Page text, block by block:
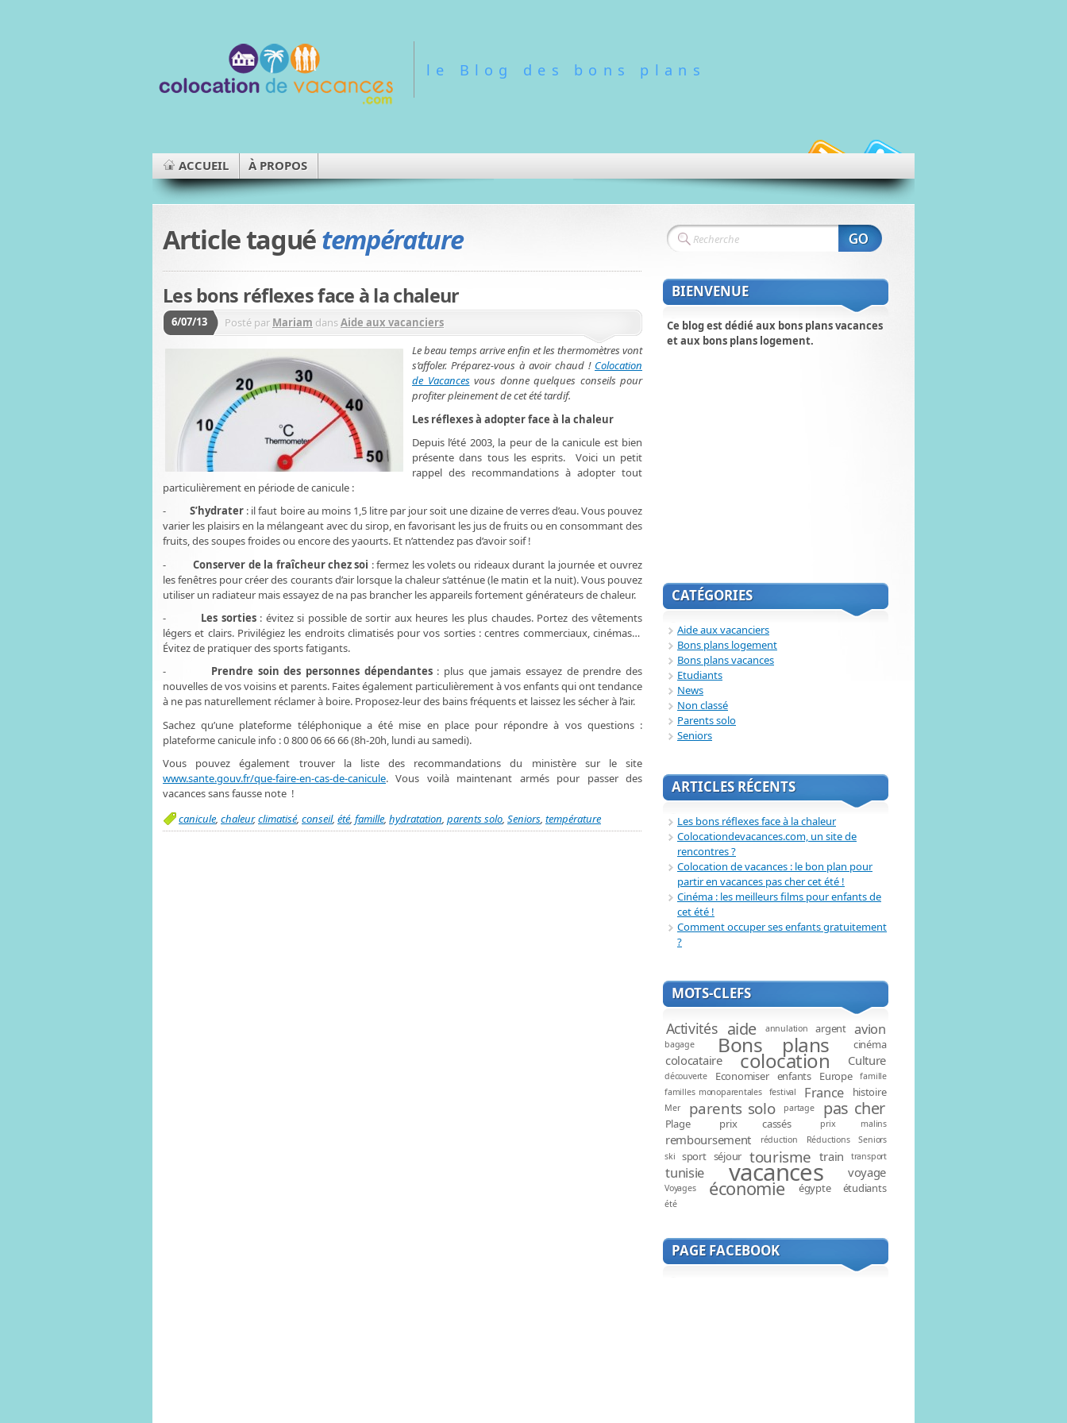
le Blog des bons plans
ACCUEIL À PROPOS
Article taguétempérature
Les bons réflexes face à la chaleur
6/07/13 Posté par Mariam dansAide aux vacanciers
Le beau temps arrive enfin et les thermomètres vont
s’affoler. Préparez-vous à avoir chaud ! Colocation
de Vacancesvous donne quelques conseils pour
profiter pleinement de cet été tardif.
Les réflexes à adopter face à la chaleur
Depuis l’été 2003, la peur de la canicule est bien
présente dans tous les esprits. Voici un petit
rappel des recommandations à adopter tout
particulièrement en période de canicule :
-S’hydrater : il faut boire au moins 1,5 litre par jour soit une dizaine de verres d’eau. Vous pouvez
varier les plaisirs en la mélangeant avec du sirop, en favorisant les jus de fruits ou en consommant des
fruits, des soupes froides ou encore des yaourts. Et n’attendez pas d’avoir soif !
-Conserver de la fraîcheur chez soi : fermez les volets ou rideaux durant la journée et ouvrez
les fenêtres pour créer des courants d’air lorsque la chaleur s’atténue (le matin et la nuit). Vous pouvez
utiliser un radiateur mais essayez de na pas brancher les appareils fortement générateurs de chaleur.
- Les sorties : évitez si possible de sortir aux heures les plus chaudes. Portez des vêtements
légers et clairs. Privilégiez les endroits climatisés pour vos sorties : centres commerciaux, cinémas…
Évitez de pratiquer des sports fatigants.
- Prendre soin des personnes dépendantes : plus que jamais essayez de prendre des
nouvelles de vos voisins et parents. Faites également particulièrement à vos enfants qui ont tendance
à ne pas naturellement réclamer à boire. Proposez-leur des bains fréquents et laissez les sécher à l’air.
Sachez qu’une plateforme téléphonique a été mise en place pour répondre à vos questions :
plateforme canicule info : 0 800 06 66 66 (8h-20h, lundi au samedi).
Vous pouvez également trouver la liste des recommandations du ministère sur le site
www.sante.gouv.fr/que-faire-en-cas-de-canicule. Vous voilà maintenant armés pour passer des
vacances sans fausse note !
canicule, chaleur,climatisé, conseil, été, famille, hydratation, parents solo, Seniors, température
BIENVENUE
Ce blog est dédié aux bons plans vacances
et aux bons plans logement.
CATÉGORIES
Aide aux vacanciers
Bons plans logement
Bons plans vacances
Etudiants
News
Non classé
Parents solo
Seniors
ARTICLES RÉCENTS
Les bons réflexes face à la chaleur
Colocationdevacances.com, un site de
rencontres ?
Colocation de vacances : le bon plan pour
partir en vacances pas cher cet été !
Cinéma : les meilleurs films pour enfants de
cet été !
Comment occuper ses enfants gratuitement
?
MOTS-CLEFS
Activités aide annulation argent avion
bagage Bons plans cinéma
colocataire colocation Culture
découverte Economiser enfants Europe
famille
familles monoparentales
festival France histoire
Mer parents solo partage pas cher
Plage prix cassés prix malins
remboursement réduction Réductions
Seniors
ski
sport séjour tourisme train transport
tunisie vacances voyage
Voyages économie égypte étudiants
été
PAGE FACEBOOK